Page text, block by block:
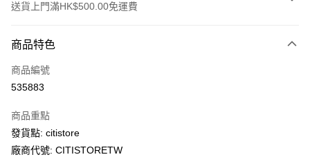
送貨上門滿HK$500.00免運費
信用卡
AlipayHK
WeChat Pay
商品特色
商品編號
535883
商品重點
發貨點: citistore
廠商代號: CITISTORETW